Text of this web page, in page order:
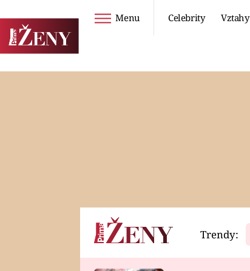
Menu Celebrity Vztahy
Horoskopy Video
Trendy: